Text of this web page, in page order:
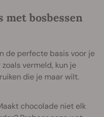
met bosbessen
de perfecte basis voor je
vermeld, kun je
die je maar wilt.
chocolade niet elk